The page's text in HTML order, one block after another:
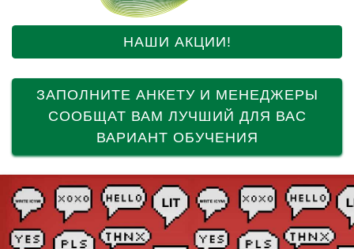
НАШИ АКЦИИ!
ЗАПОЛНИТЕ АНКЕТУ И МЕНЕДЖЕРЫ
СООБЩАТ ВАМ ЛУЧШИЙ ДЛЯ ВАС
ВАРИАНТ ОБУЧЕНИЯ